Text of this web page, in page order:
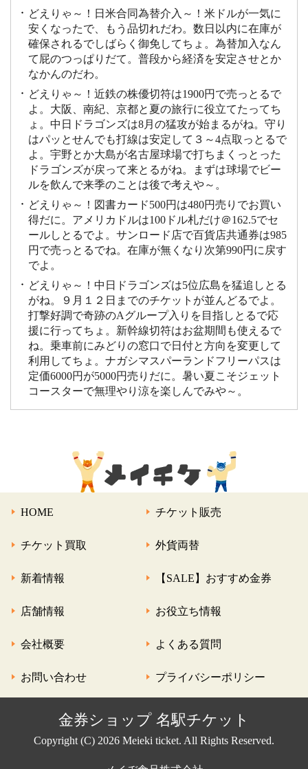
どえりゃ～！日米合同為替介入～！米ドルが一気に
安くなったで、もう品切れだわ。数日以内に在庫が
確保されるでしばらく御免してちょ。為替加入なん
て屁のつっぱりだて。普段から経済を安定させとか
なかんのだわ。
どえりゃ～！近鉄の株優切符は1900円で売っとるで
よ。大阪、南紀、京都と夏の旅行に役立てたってち
ょ。中日ドラゴンズは8月の猛攻が始まるがね。守り
はパッとせんでも打線は安定して３～4点取っとるで
よ。宇野とか大島が名古屋球場で打ちまくっとった
ドラゴンズが戻って来とるがね。まずは球場でビー
ルを飲んで来季のことは後で考えや～。
どえりゃ～！図書カード500円は480円売りでお買い
得だに。アメリカドルは100ドル札だけ＠162.5でセ
ールしとるでよ。サンロード店で百貨店共通券は985
円で売っとるでね。在庫が無くなり次第990円に戻す
でよ。
どえりゃ～！中日ドラゴンズは5位広島を猛追しとる
がね。９月１２日までのチケットが並んどるでよ。
打撃好調で奇跡のAグループ入りを目指しとるで応
援に行ってちょ。新幹線切符はお盆期間も使えるで
ね。乗車前にみどりの窓口で日付と方向を変更して
利用してちょ。ナガシマスパーランドフリーパスは
定価6000円が5000円売りだに。暑い夏こそジェット
コースターで無理やり涼を楽しんでみや～。
HOME チケット販売
チケット買取 外貨両替
新着情報 【SALE】おすすめ金券
店舗情報 お役立ち情報
会社概要 よくある質問
お問い合わせ プライバシーポリシー
金券ショップ 名駅チケット
Copyright (C) 2026 Meieki ticket. All Rights Reserved.